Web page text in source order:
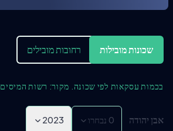
שכונות מובילות רחובות מובילים
בכמות עסקאות לפי שכונה. מקור: רשות המיסים
2023 0 נבחרו אבן יהודה